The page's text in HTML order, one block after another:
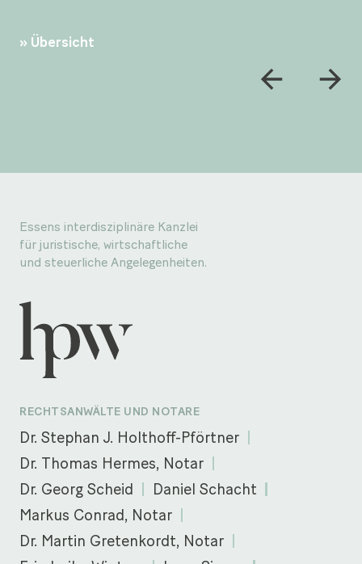
Übersicht
Essens interdisziplinäre Kanzlei
für juristische, wirtschaftliche
und steuerliche Angelegenheiten.
RECHTSANWÄLTE UND NOTARE
Dr. Stephan J. Holthoff-Pförtner
Dr. Thomas Hermes, Notar
Dr. Georg Scheid
Daniel Schacht
Markus Conrad, Notar
Dr. Martin Gretenkordt, Notar